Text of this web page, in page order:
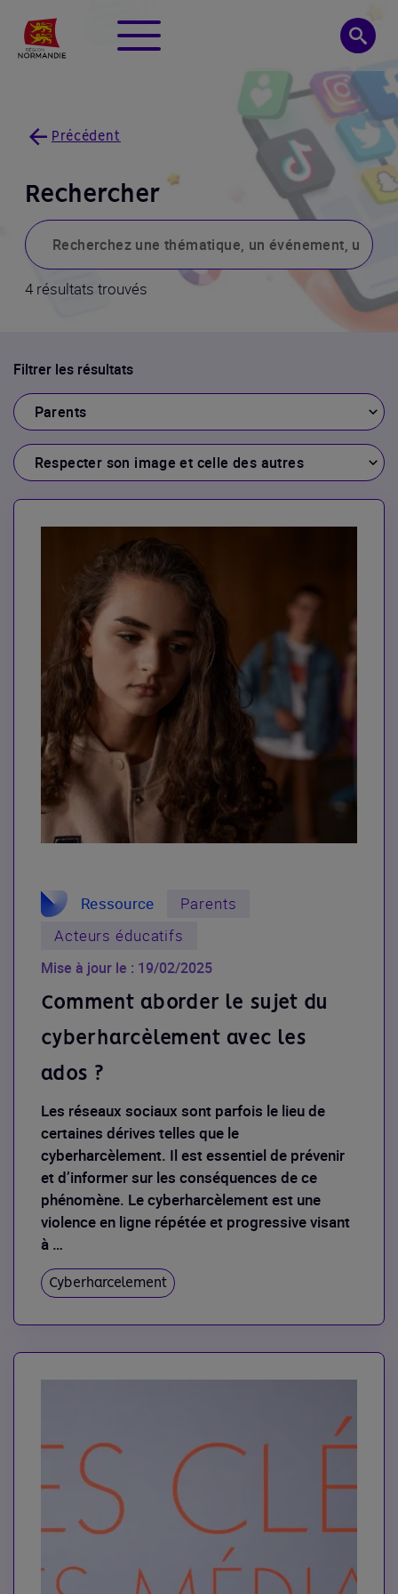
Précédent
Rechercher
Rechercher
4 résultats trouvés
Filtrer les résultats
Public
Thématique
Ressource
Parents
Acteurs éducatifs
Mise à jour le : 19/02/2025
Comment aborder le sujet du
cyberharcèlement avec les
ados ?
Les réseaux sociaux sont parfois le lieu de
certaines dérives telles que le
cyberharcèlement. Il est essentiel de prévenir
et d’informer sur les conséquences de ce
phénomène. Le cyberharcèlement est une
violence en ligne répétée et progressive visant
à …
Cyberharcelement